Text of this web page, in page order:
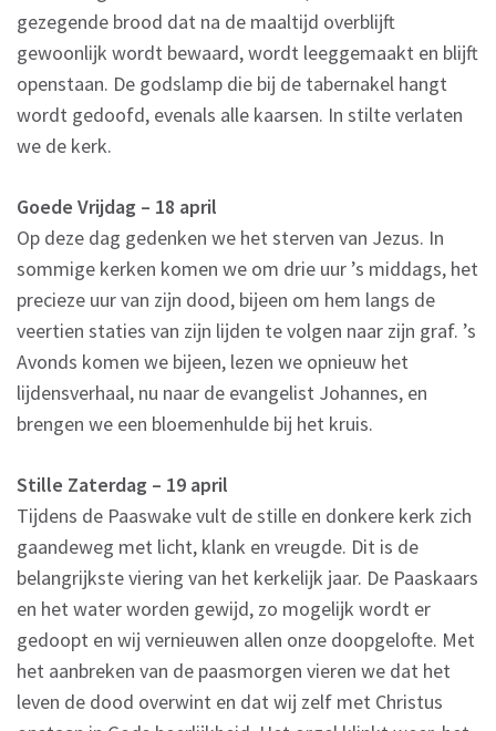
gezegende brood dat na de maaltijd overblijft
gewoonlijk wordt bewaard, wordt leeggemaakt en blijft
openstaan. De godslamp die bij de tabernakel hangt
wordt gedoofd, evenals alle kaarsen. In stilte verlaten
we de kerk.
Goede Vrijdag – 18 april
Op deze dag gedenken we het sterven van Jezus. In
sommige kerken komen we om drie uur ’s middags, het
precieze uur van zijn dood, bijeen om hem langs de
veertien staties van zijn lijden te volgen naar zijn graf. ’s
Avonds komen we bijeen, lezen we opnieuw het
lijdensverhaal, nu naar de evangelist Johannes, en
brengen we een bloemenhulde bij het kruis.
Stille Zaterdag – 19 april
Tijdens de Paaswake vult de stille en donkere kerk zich
gaandeweg met licht, klank en vreugde. Dit is de
belangrijkste viering van het kerkelijk jaar. De Paaskaars
en het water worden gewijd, zo mogelijk wordt er
gedoopt en wij vernieuwen allen onze doopgelofte. Met
het aanbreken van de paasmorgen vieren we dat het
leven de dood overwint en dat wij zelf met Christus